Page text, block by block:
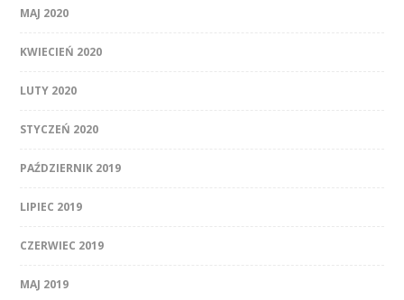
MAJ 2020
KWIECIEŃ 2020
LUTY 2020
STYCZEŃ 2020
PAŹDZIERNIK 2019
LIPIEC 2019
CZERWIEC 2019
MAJ 2019